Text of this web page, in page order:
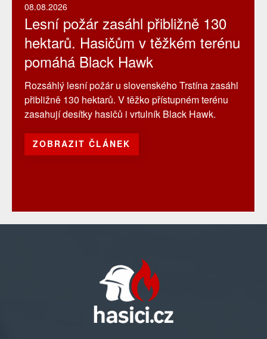
08.08.2026
Lesní požár zasáhl přibližně 130
hektarů. Hasičům v těžkém terénu
pomáhá Black Hawk
Rozsáhlý lesní požár u slovenského Trstína zasáhl
přibližně 130 hektarů. V těžko přístupném terénu
zasahují desítky hasičů i vrtulník Black Hawk.
ZOBRAZIT ČLÁNEK